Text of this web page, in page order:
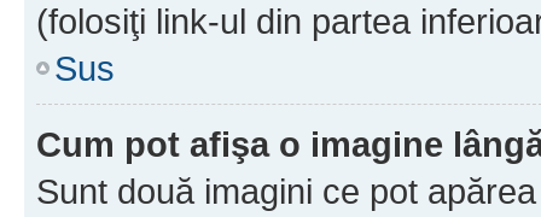
(folosiţi link-ul din partea
Sus
Cum pot afişa o imagine
Sunt două imagini ce pot